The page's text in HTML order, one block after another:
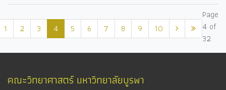
Page
4 of
32
1 2 3 4 5 6 7 8 9 10
คณะวิทยาศาสตร์ มหาวิทยาลัยบูรพา